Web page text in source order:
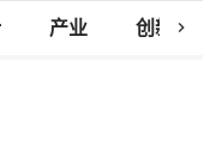
产业 创新研究
chevron_right